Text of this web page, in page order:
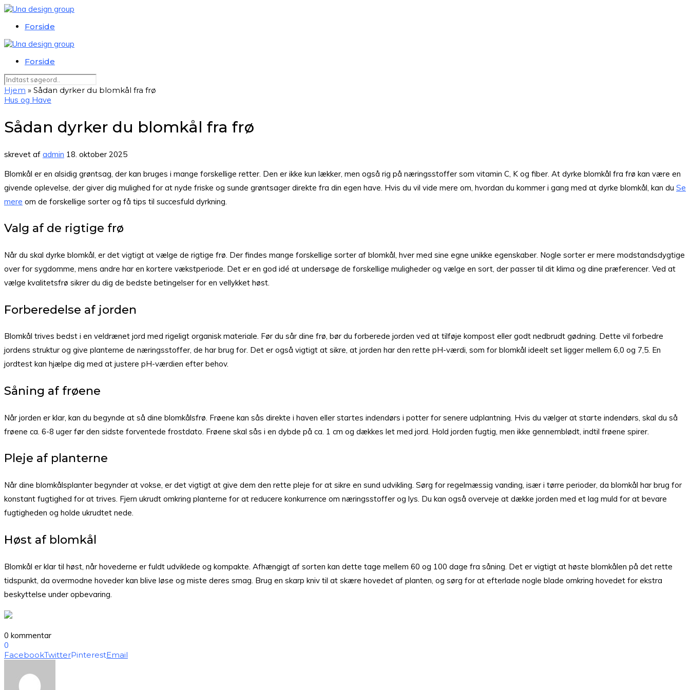
Forside
Forside
Hjem » Sådan dyrker du blomkål fra frø
Hus og Have
Sådan dyrker du blomkål fra frø
skrevet af admin 18. oktober 2025
Blomkål er en alsidig grøntsag, der kan bruges i mange forskellige retter. Den er ikke kun lækker, men også rig på næringsstoffer som vitamin C, K og fiber. At dyrke blomkål fra frø kan være en
givende oplevelse, der giver dig mulighed for at nyde friske og sunde grøntsager direkte fra din egen have. Hvis du vil vide mere om, hvordan du kommer i gang med at dyrke blomkål, kan du Se
mere om de forskellige sorter og få tips til succesfuld dyrkning.
Valg af de rigtige frø
Når du skal dyrke blomkål, er det vigtigt at vælge de rigtige frø. Der findes mange forskellige sorter af blomkål, hver med sine egne unikke egenskaber. Nogle sorter er mere modstandsdygtige
over for sygdomme, mens andre har en kortere vækstperiode. Det er en god idé at undersøge de forskellige muligheder og vælge en sort, der passer til dit klima og dine præferencer. Ved at
vælge kvalitetsfrø sikrer du dig de bedste betingelser for en vellykket høst.
Forberedelse af jorden
Blomkål trives bedst i en veldrænet jord med rigeligt organisk materiale. Før du sår dine frø, bør du forberede jorden ved at tilføje kompost eller godt nedbrudt gødning. Dette vil forbedre
jordens struktur og give planterne de næringsstoffer, de har brug for. Det er også vigtigt at sikre, at jorden har den rette pH-værdi, som for blomkål ideelt set ligger mellem 6,0 og 7,5. En
jordtest kan hjælpe dig med at justere pH-værdien efter behov.
Såning af frøene
Når jorden er klar, kan du begynde at så dine blomkålsfrø. Frøene kan sås direkte i haven eller startes indendørs i potter for senere udplantning. Hvis du vælger at starte indendørs, skal du så
frøene ca. 6-8 uger før den sidste forventede frostdato. Frøene skal sås i en dybde på ca. 1 cm og dækkes let med jord. Hold jorden fugtig, men ikke gennemblødt, indtil frøene spirer.
Pleje af planterne
Når dine blomkålsplanter begynder at vokse, er det vigtigt at give dem den rette pleje for at sikre en sund udvikling. Sørg for regelmæssig vanding, især i tørre perioder, da blomkål har brug for
konstant fugtighed for at trives. Fjern ukrudt omkring planterne for at reducere konkurrence om næringsstoffer og lys. Du kan også overveje at dække jorden med et lag muld for at bevare
fugtigheden og holde ukrudtet nede.
Høst af blomkål
Blomkål er klar til høst, når hovederne er fuldt udviklede og kompakte. Afhængigt af sorten kan dette tage mellem 60 og 100 dage fra såning. Det er vigtigt at høste blomkålen på det rette
tidspunkt, da overmodne hoveder kan blive løse og miste deres smag. Brug en skarp kniv til at skære hovedet af planten, og sørg for at efterlade nogle blade omkring hovedet for ekstra
beskyttelse under opbevaring.
0 kommentar
0
FacebookTwitterPinterestEmail